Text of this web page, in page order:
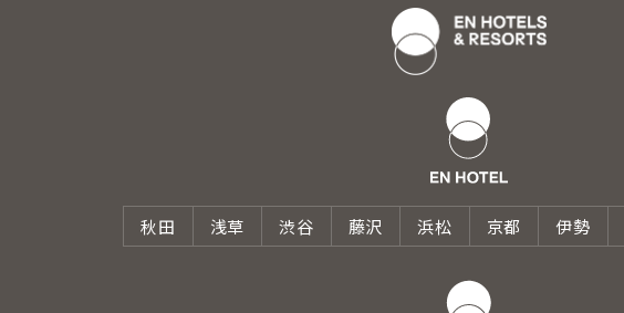
秋田 浅草 渋谷 藤沢 浜松 京都 伊勢